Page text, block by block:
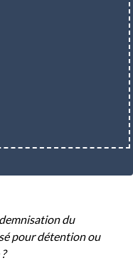
du
pour détention ou